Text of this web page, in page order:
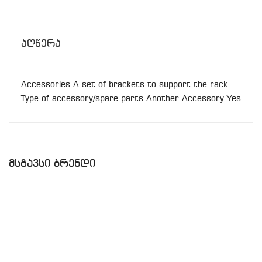
Აღწერა
Accessories A set of brackets to support the rack
Type of accessory/spare parts Another Accessory Yes
Მსგავსი Ბრენდი